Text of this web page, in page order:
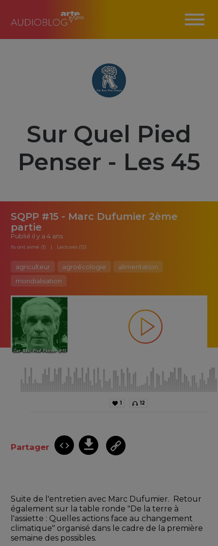
Sur Quel Pied
Penser - Les 45
SQPP #15 - Marc Dufumier 2ème
partie
Publié il y a 4 ans
Ils ont aimé (1) Lectures (12)
agriculteur agroécologie
alimentation
mondialisation
1 12
Partager
Suite de l'entretien avec Marc Dufumier.  Retour
également sur la table ronde "De la terre à
l'assiette : Quelles actions face au changement
climatique" organisé dans le cadre de la première
semaine des possibles.